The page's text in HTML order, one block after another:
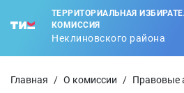
ТЕРРИТОРИАЛЬНАЯ
КОМИССИЯ
Неклиновского района
Главная / О комиссии / Правовые